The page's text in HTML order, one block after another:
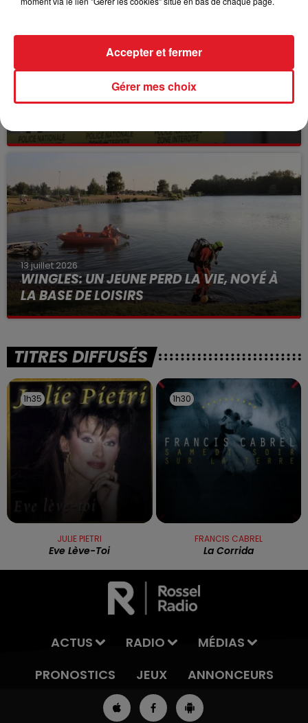
BÉTHUNE: ENQUÊTE POUR HOMICIDE
Selon les premiers éléments, le logement servait
13 juillet 2026
WINGLES: UN JEUNE PERD LA VIE, NOYÉ À
LA BASE DE LOISIRS
La victime a coulé à pic
TITRES DIFFUSÉS
1h35
1h35
JULIE PIETRI
Eve Lève-Toi
1h30
1h30
FRANCIS CABREL
La Corrida
ACTUS RADIO
MÉDIAS
PRONOSTICS
JEUX ANNONCEURS
Gérer mes choix
Accepter et fermer